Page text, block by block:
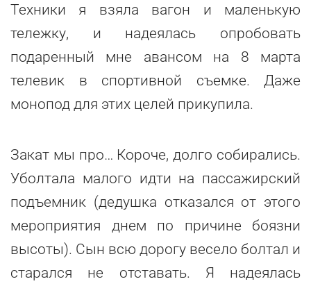
Техники я взяла вагон и маленькую
тележку, и надеялась опробовать
подаренный мне авансом на 8 марта
телевик в спортивной съемке. Даже
монопод для этих целей прикупила.
Закат мы про… Короче, долго собирались.
Уболтала малого идти на пассажирский
подъемник (дедушка отказался от этого
мероприятия днем по причине боязни
высоты). Сын всю дорогу весело болтал и
старался не отставать. Я надеялась